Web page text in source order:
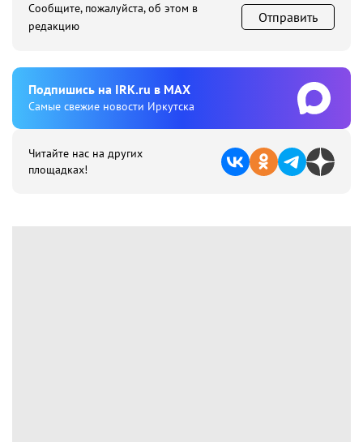
Сообщите, пожалуйста, об этом в
редакцию
Отправить
Подпишиcь на IRK.ru в MAX
Cамые свежие новости Иркутска
Читайте нас на других
площадках!